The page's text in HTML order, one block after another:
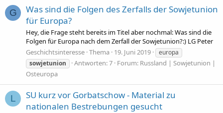
G
Was sind die Folgen des Zerfalls der Sowjetunion
für Europa?
Hey, die Frage steht bereits im Titel aber nochmal: Was sind die
Folgen für Europa nach dem Zerfall der Sowjetunion?:) LG Peter
Geschichtsinteresse Thema 19. Juni 2019
europa
sowjetunion
Antworten: 7 Forum: Russland | Sowjetunion |
Osteuropa
L
SU kurz vor Gorbatschow - Material zu
nationalen Bestrebungen gesucht